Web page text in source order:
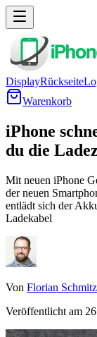
DisplayRückseite
Warenkorb
iPhone
du die
Mit neuen iPhone
der neuen
entlädt sich der
Ladekabel
Von Florian Schmitz
Veröffentlicht am